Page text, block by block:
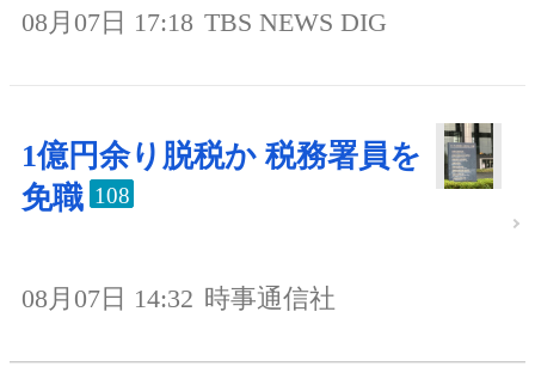
08月07日 17:18 TBS NEWS DIG
1億円余り脱税か 税務署員を
免職 108
08月07日 14:32 時事通信社